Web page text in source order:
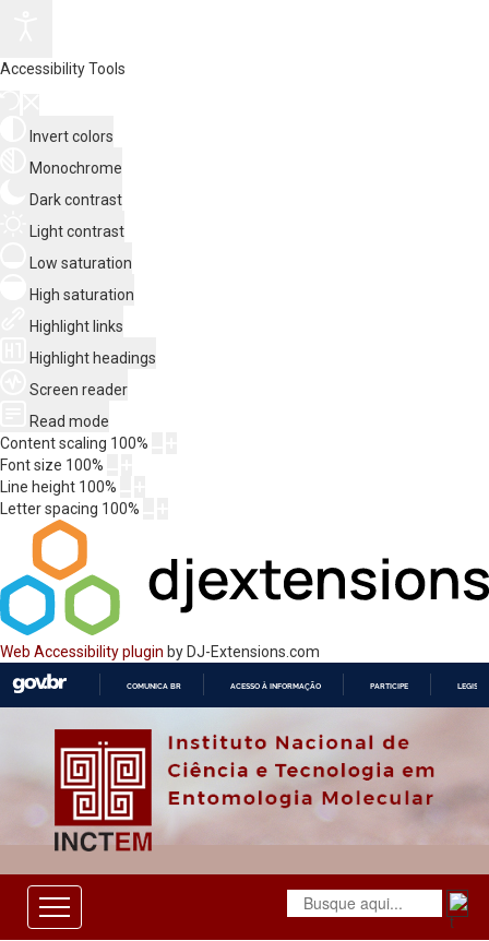
Accessibility Tools
Invert colors
Monochrome
Dark contrast
Light contrast
Low saturation
High saturation
Highlight links
Highlight headings
Screen reader
Read mode
Content scaling 100%
Font size 100%
Line height 100%
Letter spacing 100%
Web Accessibility plugin by DJ-Extensions.com
O
COMUNICA BR ACESSO À INFORMAÇÃO PARTICIPE